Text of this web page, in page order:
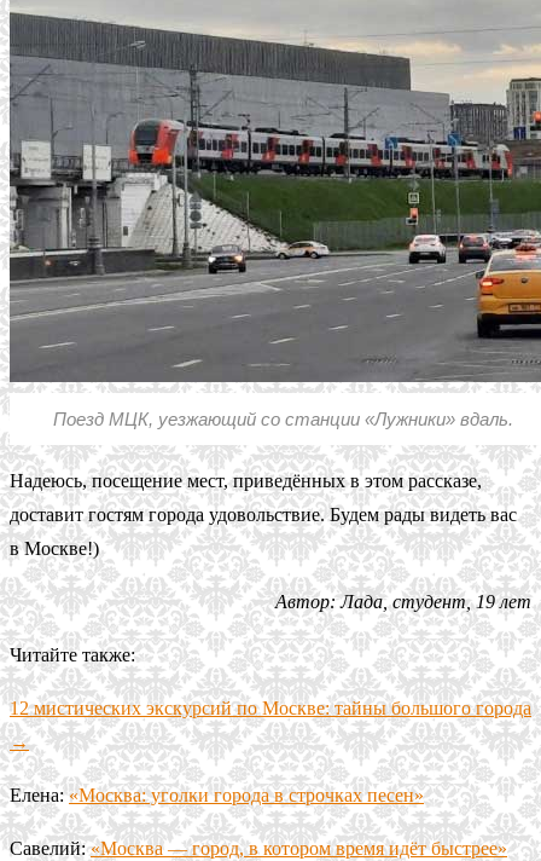
Поезд МЦК, уезжающий со станции «Лужники» вдаль.
Надеюсь, посещение мест, приведённых в этом рассказе,
доставит гостям города удовольствие. Будем рады видеть вас
в Москве!)
Автор: Лада, студент, 19 лет
Читайте также:
12 мистических экскурсий по Москве: тайны большого города
→
Елена:«Москва: уголки города в строчках песен»
Савелий:«Москва — город, в котором время идёт быстрее»